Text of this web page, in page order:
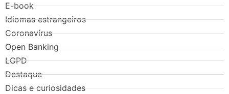
E-book
Idiomas estrangeiros
Coronavírus
Open Banking
LGPD
Destaque
Dicas e curiosidades